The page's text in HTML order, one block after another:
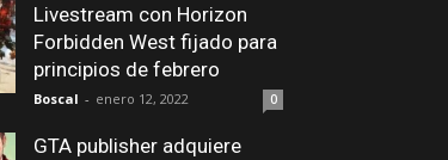
Livestream con Horizon
Forbidden West fijado para
principios de febrero
Boscal - enero 12, 2022 0
GTA publisher adquiere